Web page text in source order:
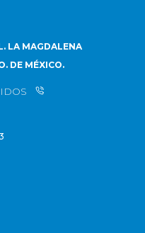
LA MAGDALENA
DE MÉXICO.